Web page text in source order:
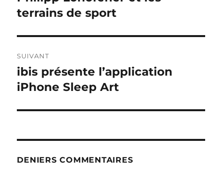
l’article
précédente :
terrains de sport
SUIVANT
Publication
suivante :
ibis présente l’application
iPhone Sleep Art
DENIERS COMMENTAIRES